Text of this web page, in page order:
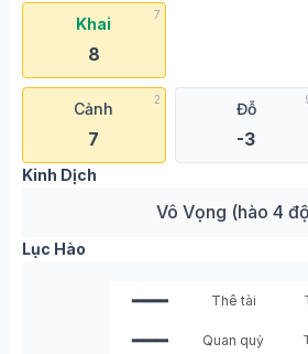
7
Khai
8
2
Cảnh
7
Đỗ
-3
Kinh Dịch
Vô Vọng (hào 4
Lục Hào
━━━ Thê tài
━━━ Quan quỷ